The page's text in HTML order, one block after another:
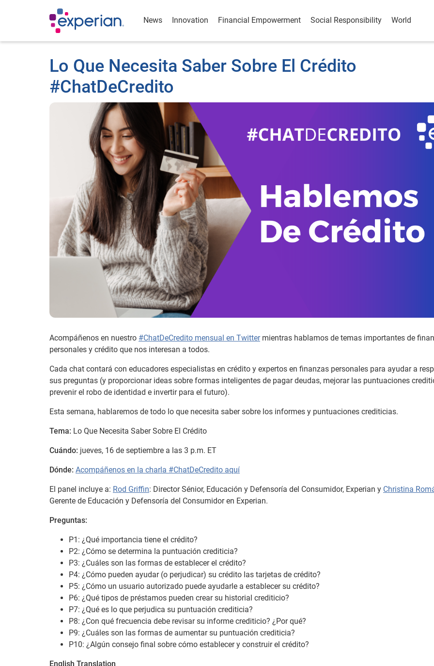
News Innovation Financial Empowerment Social Responsibility World
Lo Que Necesita Saber Sobre El Crédito
#ChatDeCredito
Acompáñenos en nuestro #ChatDeCredito mensual en Twittermientras hablamos de temas importantes de
personales y crédito que nos interesan a todos.
Cada chat contará con educadores especialistas en crédito y expertos en finanzas personales para ayudar a
sus preguntas (y proporcionar ideas sobre formas inteligentes de pagar deudas, mejorar las puntuaciones
prevenir el robo de identidad e invertir para el futuro).
Esta semana, hablaremos de todo lo que necesita saber sobre los informes y puntuaciones crediticias.
Tema: Lo Que Necesita Saber Sobre El Crédito
Cuándo: jueves, 16 de septiembre a las 3 p.m. ET
Dónde: Acompáñenos en la charla #ChatDeCredito aquí
El panel incluye a: Rod Griffin: Director Sénior, Educación y Defensoría del Consumidor, Experian y Christina
Gerente de Educación y Defensoría del Consumidor en Experian.
Preguntas:
P1: ¿Qué importancia tiene el crédito?
P2: ¿Cómo se determina la puntuación crediticia?
P3: ¿Cuáles son las formas de establecer el crédito?
P4: ¿Cómo pueden ayudar (o perjudicar) su crédito las tarjetas de crédito?
P5: ¿Cómo un usuario autorizado puede ayudarle a establecer su crédito?
P6: ¿Qué tipos de préstamos pueden crear su historial crediticio?
P7: ¿Qué es lo que perjudica su puntuación crediticia?
P8: ¿Con qué frecuencia debe revisar su informe crediticio? ¿Por qué?
P9: ¿Cuáles son las formas de aumentar su puntuación crediticia?
P10: ¿Algún consejo final sobre cómo establecer y construir el crédito?
English Translation